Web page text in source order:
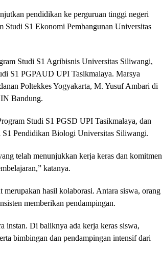
pendidikan ke perguruan tinggi negeri
Studi S1 Ekonomi Pembangunan Universitas
Studi S1 Agribisnis Universitas Siliwangi,
S1 PGPAUD UPI Tasikmalaya. Marsya
Poltekkes Yogyakarta, M. Yusuf Ambari di
Bandung.
Studi S1 PGSD UPI Tasikmalaya, dan
Pendidikan Biologi Universitas Siliwangi.
telah menunjukkan kerja keras dan komitmen
katanya.
merupakan hasil kolaborasi. Antara siswa, orang
memberikan pendampingan.
instan. Di baliknya ada kerja keras siswa,
bimbingan dan pendampingan intensif dari